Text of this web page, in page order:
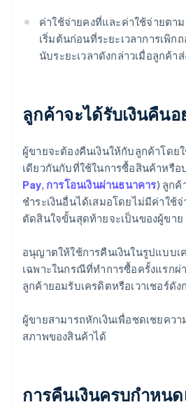
ค่าใช้จ่ายคงที่และค่าใช้จ่ายตา
เริ่มต้นก่อนที่ระยะเวลาการเพิก
นับระยะเวลาดังกล่าวเมื่อลูกค้า
ลูกค้าจะได้รับเงินคืนอ
ผู้ขายจะต้องคืนเงินให้กับลูกค้าโดย
เดียวกันกับที่ใช้ในการซื้อสินค้าหรือ
Pay, การโอนเงินผ่านธนาคาร) ลูกค้
ชําระเงินอื่นได้เสมอโดยไม่มีค่าใช้
ตัดสินใจขั้นสุดท้ายจะเป็นของผู้ขาย
อนุญาตให้ใช้การคืนเงินในรูปแบบเ
เฉพาะในกรณีที่ทําการซื้อครั้งแรกผ่
ลูกค้ายอมรับเครดิตหรือเวาเชอร์ดัง
ผู้ขายสามารถหักเงินเพื่อชดเชยควา
สภาพของสินค้าได้
การคืนเงินครบกำหนด